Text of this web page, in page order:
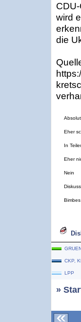
wird
die
Absolut
Eher
In
Eher
Nein
Bimbes
CKP,
LPP
»